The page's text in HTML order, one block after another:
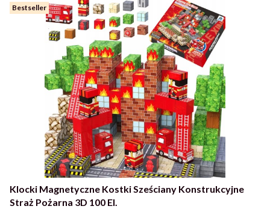
Bestseller
Klocki Magnetyczne Kostki Sześciany Konstrukcyjne
Straż Pożarna 3D 100 El.